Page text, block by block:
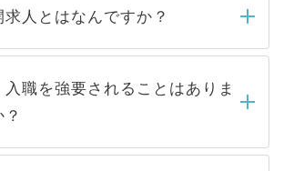
を確認し、その後メールもしくは
常、5営業日以内にはご連絡をせて
ますので、しばらくお待ちくださ
求人とはなんですか？
DOCTORで取り扱っている求人の
割は、Webサイトからご覧いただ
非公開求人」です。非公開求人は
由によって、一般には公開してい
入職を強要されることはありま
職を強要することは一切ありませ